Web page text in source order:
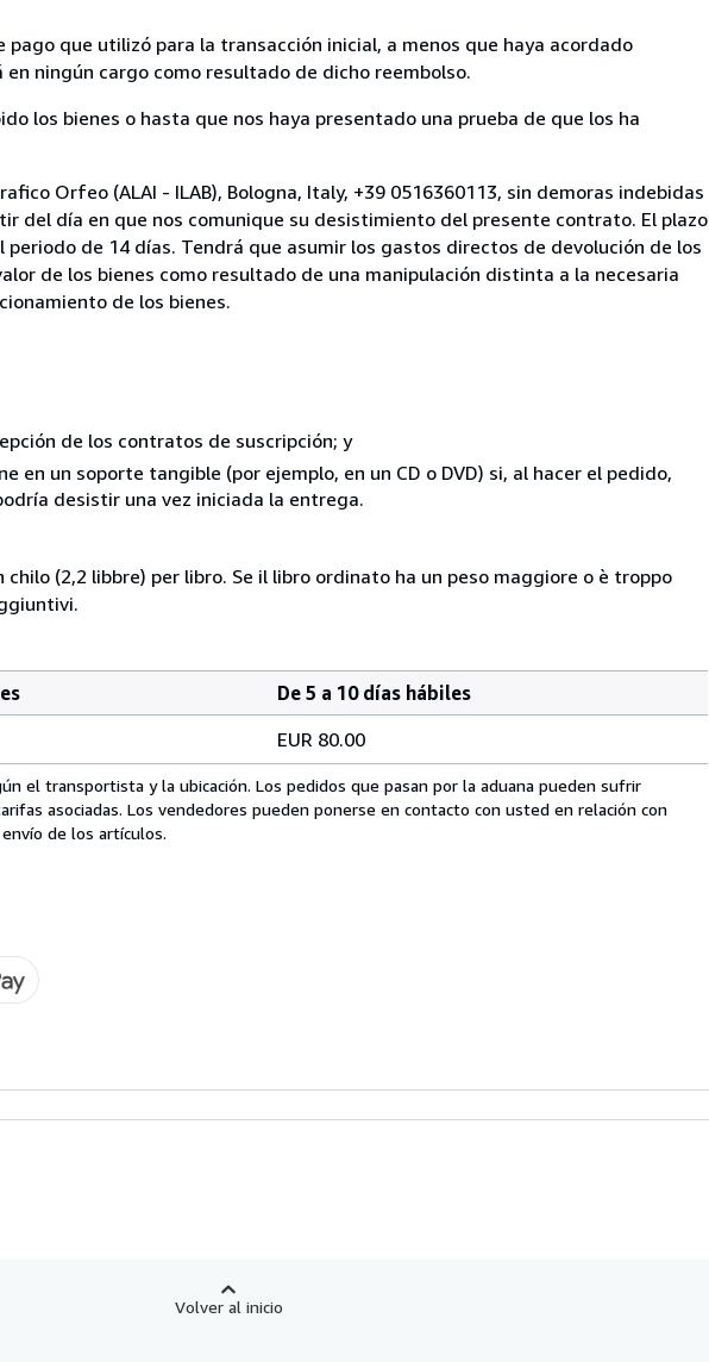
que utilizó para la transacción inicial, a menos que haya acordado
ningún cargo como resultado de dicho reembolso.
los bienes o hasta que nos haya presentado una prueba de que los ha
Orfeo (ALAI - ILAB), Bologna, Italy, +39 0516360113, sin demoras indebidas
del día en que nos comunique su desistimiento del presente contrato. El plazo
de 14 días. Tendrá que asumir los gastos directos de devolución de los
de los bienes como resultado de una manipulación distinta a la necesaria
de los bienes.
de los contratos de suscripción; y
un soporte tangible (por ejemplo, en un CD o DVD) si, al hacer el pedido,
desistir una vez iniciada la entrega.
(2,2 libbre) per libro. Se il libro ordinato ha un peso maggiore o è troppo
De 5 a 10 días hábiles
EUR 80.00
el transportista y la ubicación. Los pedidos que pasan por la aduana pueden sufrir
asociadas. Los vendedores pueden ponerse en contacto con usted en relación con
de los artículos.
Volver al inicio